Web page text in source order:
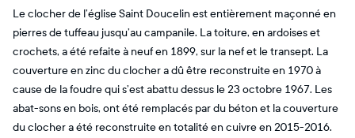
Le clocher de l’église Saint Doucelin est entièrement maçonné en
pierres de tuffeau jusqu’au campanile. La toiture, en ardoises et
crochets, a été refaite à neuf en 1899, sur la nef et le transept. La
couverture en zinc du clocher a dû être reconstruite en 1970 à
cause de la foudre qui s’est abattu dessus le 23 octobre 1967. Les
abat-sons en bois, ont été remplacés par du béton et la couverture
du clocher a été reconstruite en totalité en cuivre en 2015-2016.